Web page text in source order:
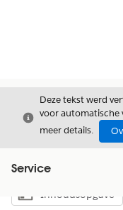
Sluiten
Deze tekst werd
voor automatische
meer details.
Service
Inhoudsopgave